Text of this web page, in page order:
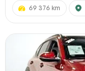
69 376 km